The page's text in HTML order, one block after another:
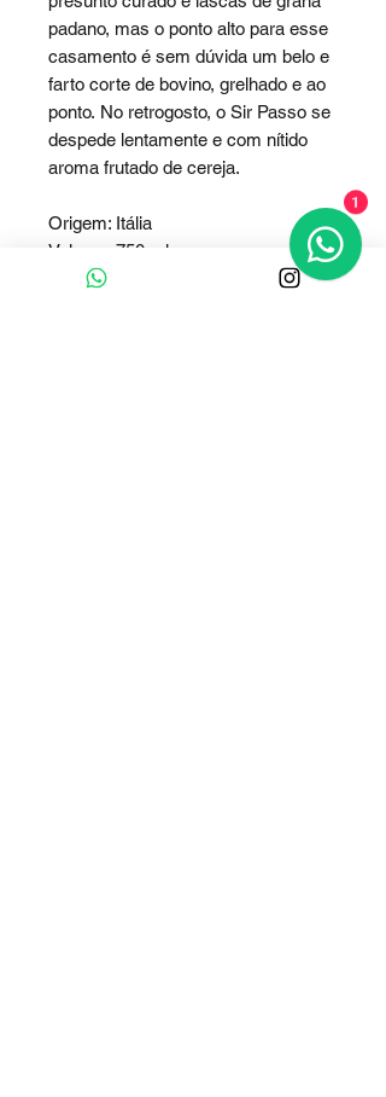
padano, mas o ponto alto para esse
casamento é sem dúvida um belo e
farto corte de bovino, grelhado e ao
ponto. No retrogosto, o Sir Passo se
despede lentamente e com nítido
aroma frutado de cereja.
Origem: Itália
Volume: 750 ml
Tipo: Tinto
1